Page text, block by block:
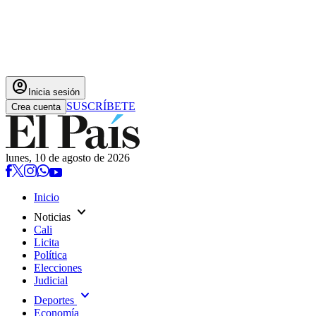
account_circle Inicia sesión
Crea cuenta SUSCRÍBETE
lunes, 10 de agosto de 2026
Inicio
Noticias expand_more
Cali
Licita
Política
Elecciones
Judicial
Deportes expand_more
Economía